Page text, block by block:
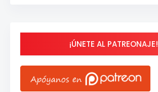
¡ÚNETE AL PATREONAJE!